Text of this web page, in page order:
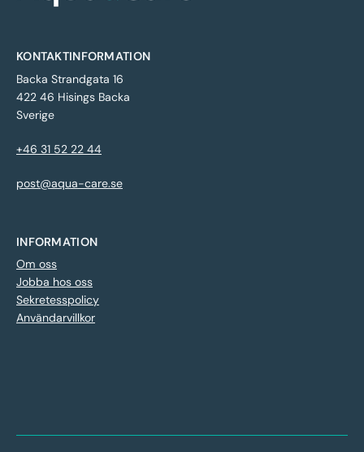
KONTAKTINFORMATION
Backa Strandgata 16
422 46 Hisings Backa
Sverige
+46 31 52 22 44
post@aqua-care.se
INFORMATION
Om oss
Jobba hos oss
Sekretesspolicy
Användarvillkor